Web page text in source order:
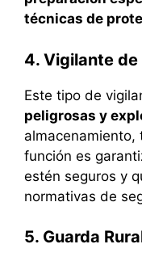
técnicas de
4. Vigilante
Este tipo de
peligrosas y
almacenamiento,
función es
estén seguros y
normativas de
5. Guarda